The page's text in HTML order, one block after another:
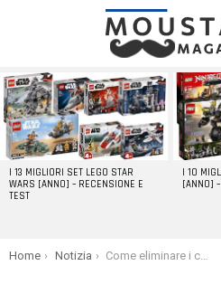
LATEST
STORIES
I 13 MIGLIORI SET LEGO STAR
WARS [ANNO] – RECENSIONE E
TEST
I 10
[ANNO]
You are here:
Home Notizia Come eliminare i contatti di sola lettura su cellulari e app?